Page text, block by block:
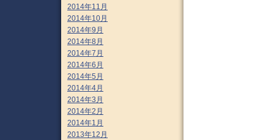
2014年11月
2014年10月
2014年9月
2014年8月
2014年7月
2014年6月
2014年5月
2014年4月
2014年3月
2014年2月
2014年1月
2013年12月